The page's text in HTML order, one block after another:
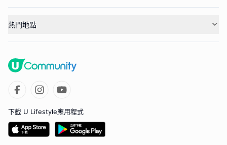
熱門地點
下載 U Lifestyle應用程式